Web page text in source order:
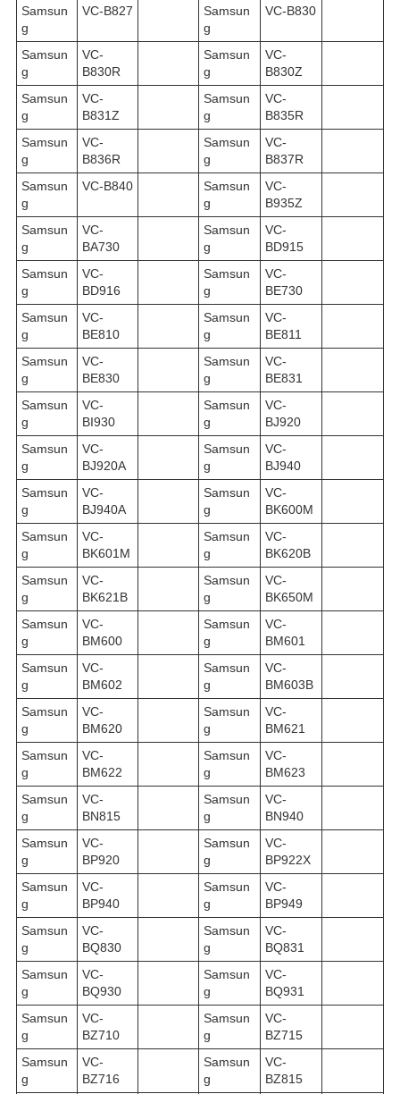
Samsun
g
VC-B827
Samsun
g
VC-B830
Samsun
g
VC-
B830R
Samsun
g
VC-
B830Z
Samsun
g
VC-
B831Z
Samsun
g
VC-
B835R
Samsun
g
VC-
B836R
Samsun
g
VC-
B837R
Samsun
g
VC-B840
Samsun
g
VC-
B935Z
Samsun
g
VC-
BA730
Samsun
g
VC-
BD915
Samsun
g
VC-
BD916
Samsun
g
VC-
BE730
Samsun
g
VC-
BE810
Samsun
g
VC-
BE811
Samsun
g
VC-
BE830
Samsun
g
VC-
BE831
Samsun
g
VC-
BI930
Samsun
g
VC-
BJ920
Samsun
g
VC-
BJ920A
Samsun
g
VC-
BJ940
Samsun
g
VC-
BJ940A
Samsun
g
VC-
BK600M
Samsun
g
VC-
BK601M
Samsun
g
VC-
BK620B
Samsun
g
VC-
BK621B
Samsun
g
VC-
BK650M
Samsun
g
VC-
BM600
Samsun
g
VC-
BM601
Samsun
g
VC-
BM602
Samsun
g
VC-
BM603B
Samsun
g
VC-
BM620
Samsun
g
VC-
BM621
Samsun
g
VC-
BM622
Samsun
g
VC-
BM623
Samsun
g
VC-
BN815
Samsun
g
VC-
BN940
Samsun
g
VC-
BP920
Samsun
g
VC-
BP922X
Samsun
g
VC-
BP940
Samsun
g
VC-
BP949
Samsun
g
VC-
BQ830
Samsun
g
VC-
BQ831
Samsun
g
VC-
BQ930
Samsun
g
VC-
BQ931
Samsun
g
VC-
BZ710
Samsun
g
VC-
BZ715
Samsun
g
VC-
BZ716
Samsun
g
VC-
BZ815